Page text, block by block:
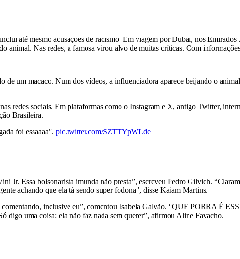
até mesmo acusações de racismo. Em viagem por Dubai, nos
animal. Nas redes, a famosa virou alvo de muitas críticas. Com
um macaco. Num dos vídeos, a influenciadora aparece beijando o
redes sociais. Em plataformas como o Instagram e X, antigo Twitter,
Brasileira.
foi essaaaa”. pic.twitter.com/SZTTYpWLde
Jr. Essa bolsonarista imunda não presta”, escreveu Pedro Gilvich.
achando que ela tá sendo super fodona”, disse Kaiam Martins.
inclusive eu”, comentou Isabela Galvão. “QUE PORRA É
digo uma coisa: ela não faz nada sem querer”, afirmou Aline Favacho.